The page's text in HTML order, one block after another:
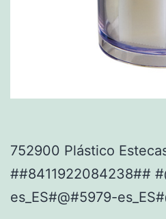
752900 Plástico
##8411922084238##
es_ES#@#5979-